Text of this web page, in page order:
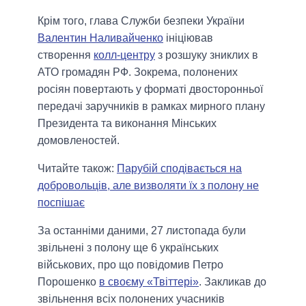
Крім того, глава Служби безпеки України
Валентин Наливайченко ініціював
створення колл-центру з розшуку зниклих в
АТО громадян РФ. Зокрема, полонених
росіян повертають у форматі двосторонньої
передачі заручників в рамках мирного плану
Президента та виконання Мінських
домовленостей.
Читайте також: Парубій сподівається на
добровольців, але визволяти їх з полону не
поспішає
За останніми даними, 27 листопада були
звільнені з полону ще 6 українських
військових, про що повідомив Петро
Порошенко в своєму «Твіттері». Закликав до
звільнення всіх полонених учасників